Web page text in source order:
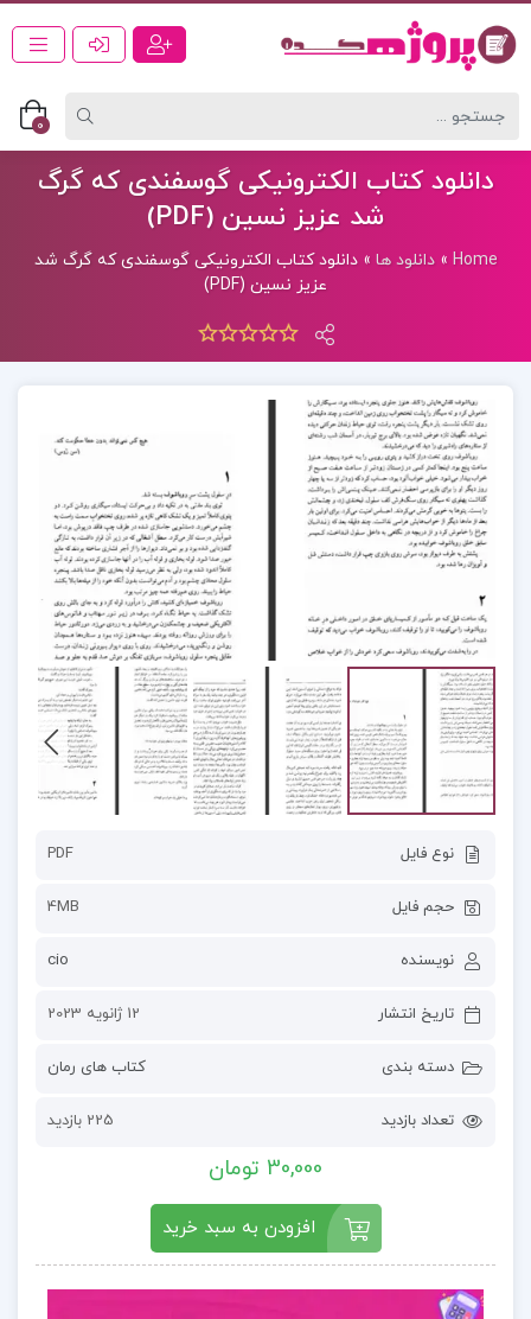
0
دانلود کتاب الکترونیکی گوسفندی که گرگ
شد عزیز نسین (PDF)
Home
»دانلود ها »دانلود کتاب الکترونیکی گوسفندی که گرگ شد
عزیز نسین (PDF)
نوع فایل PDF
حجم فایل 4MB
نویسنده cio
تاریخ انتشار 12 ژانویه 2023
دسته بندی کتاب های رمان
تعداد بازدید 225 بازدید
30,000 تومان
افزودن به سبد خرید